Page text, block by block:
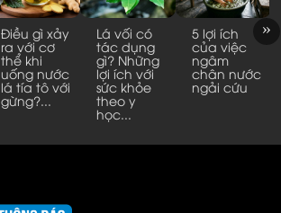
Điều gì xảy
ra với cơ
thể khi
uống nước
lá tía tô với
gừng?...
Lá vối có
tác dụng
gì? Những
lợi ích với
sức khỏe
theo y
học...
5 lợi ích
của việc
ngâm
chân nước
ngải cứu